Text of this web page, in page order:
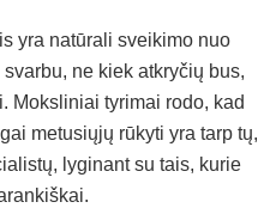
yra natūrali sveikimo nuo
ne kiek atkryčių bus,
Moksliniai tyrimai rodo, kad
metusiųjų rūkyti yra tarp tų,
lyginant su tais, kurie